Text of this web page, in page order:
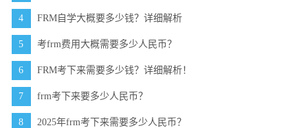
4 FRM自学大概要多少钱？详细解析
5 考frm费用大概需要多少人民币？
6 FRM考下来需要多少钱？详细解析！
7 frm考下来要多少人民币？
8 2025年frm考下来需要多少人民币？